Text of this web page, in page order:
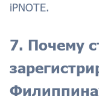
iPNOTE.
7. Почему